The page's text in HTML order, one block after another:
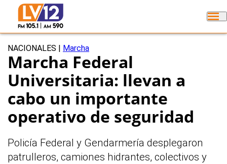
NACIONALES Marcha
Marcha Federal
Universitaria: llevan a
cabo un importante
operativo de seguridad
Policía Federal y Gendarmería desplegaron
patrulleros, camiones hidrantes, colectivos y